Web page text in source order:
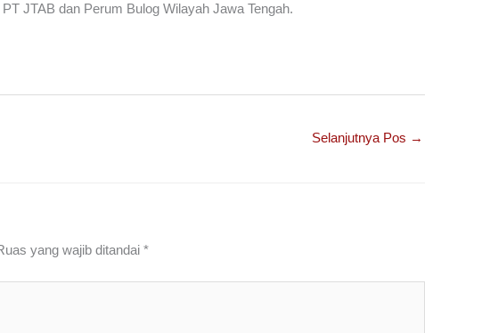
JTAB dan Perum Bulog Wilayah Jawa Tengah.
Selanjutnya Pos →
yang wajib ditandai *